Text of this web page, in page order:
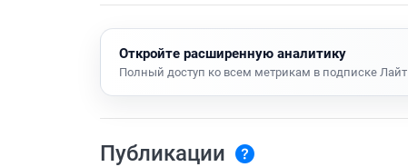
Откройте расширенную аналитику
Полный доступ ко всем метрикам в подписке Лайт
Публикации